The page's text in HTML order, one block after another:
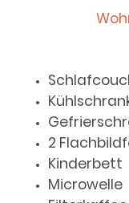
2
Kinderbett
Microwelle